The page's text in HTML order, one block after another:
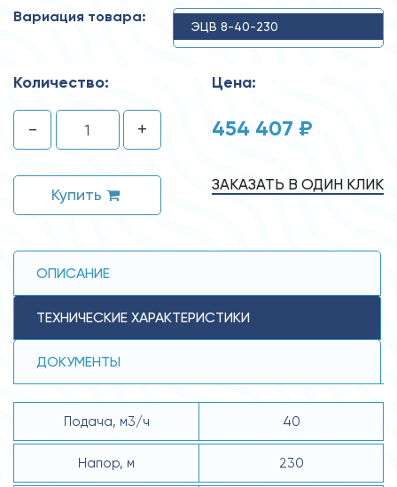
Вариация товара:
ЭЦВ 8-40-230
Количество:
- +
Купить
Цена:
454 407 ₽
ЗАКАЗАТЬ В ОДИН КЛИК
ОПИСАНИЕ
ТЕХНИЧЕСКИЕ ХАРАКТЕРИСТИКИ
ДОКУМЕНТЫ
Подача, м3/ч 40
Напор, м 230